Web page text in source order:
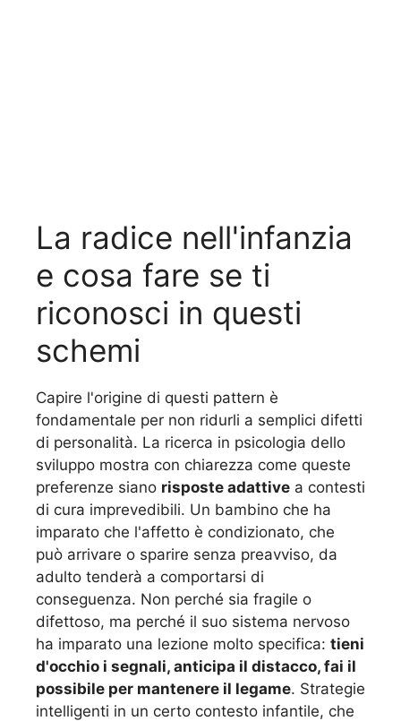
La radice nell'infanzia
e cosa fare se ti
riconosci in questi
schemi
Capire l'origine di questi pattern è
fondamentale per non ridurli a semplici difetti
di personalità. La ricerca in psicologia dello
sviluppo mostra con chiarezza come queste
preferenze siano risposte adattive a contesti
di cura imprevedibili. Un bambino che ha
imparato che l'affetto è condizionato, che
può arrivare o sparire senza preavviso, da
adulto tenderà a comportarsi di
conseguenza. Non perché sia fragile o
difettoso, ma perché il suo sistema nervoso
ha imparato una lezione molto specifica: tieni
d'occhio i segnali, anticipa il distacco, fai il
possibile per mantenere il legame. Strategie
intelligenti in un certo contesto infantile, che